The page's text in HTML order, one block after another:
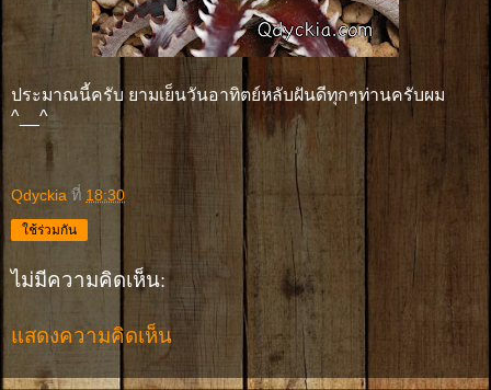
ประมาณนี้ครับ ยามเย็นวันอาทิตย์หลับฝันดีทุกๆท่านครับผม
^__^
Qdyckia ที่ 18:30
ใช้ร่วมกัน
ไม่มีความคิดเห็น:
แสดงความคิดเห็น